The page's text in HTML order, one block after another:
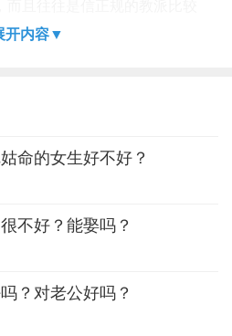
开内容▼
命的女生好不好？
不好？能娶吗？
？对老公好吗？